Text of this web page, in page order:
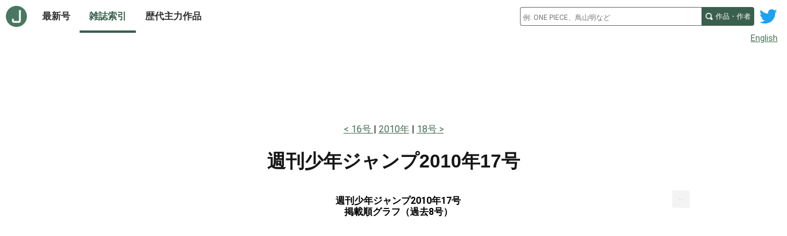
最新号 雑誌索引 歴代主力作品 作品・作者
English
16号 2010年 18号
週刊少年ジャンプ2010年17号
週刊少年ジャンプ2010年17号
掲載順グラフ（過去8号）